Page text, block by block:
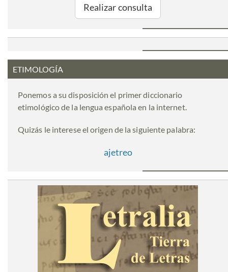
Realizar consulta
ETIMOLOGÍA
Ponemos a su disposición el primer diccionario
etimológico de la lengua española en la internet.
Quizás le interese el origen de la siguiente palabra:
ajetreo